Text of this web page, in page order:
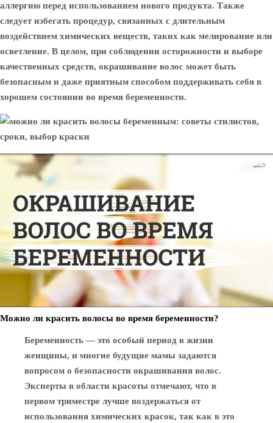
аллергию перед использованием нового продукта. Также
следует избегать процедур, связанных с длительным
воздействием химических веществ, таких как мелирование или
осветление. В целом, при соблюдении осторожности и выборе
качественных средств, окрашивание волос может быть
безопасным и даже приятным способом поддерживать себя в
хорошем состоянии во время беременности.
Можно ли красить волосы во время беременности?
Беременность — это особый период в жизни
женщины, и многие будущие мамы задаются
вопросом о безопасности окрашивания волос.
Эксперты в области красоты отмечают, что в
первом триместре лучше воздержаться от
использования химических красок, так как в это